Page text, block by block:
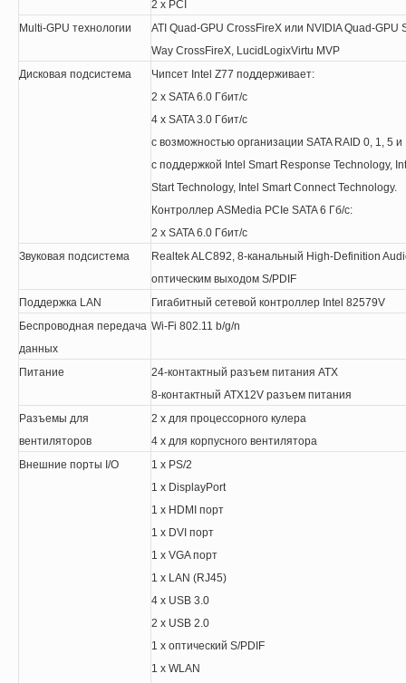
2 x PCI
Multi-GPU технологии
ATI Quad-GPU CrossFireX или NVIDIA Quad-GPU
Way CrossFireX, LucidLogixVirtu MVP
Дисковая подсистема
Чипсет Intel Z77 поддерживает:
2 x SATA 6.0 Гбит/с
4 x SATA 3.0 Гбит/с
с возможностью организации SATA RAID 0, 1, 5 и
с поддержкой Intel Smart Response Technology,
Start Technology, Intel Smart Connect Technology.
Контроллер ASMedia PCIe SATA 6 Гб/c:
2 x SATA 6.0 Гбит/с
Звуковая подсистема
Realtek ALC892, 8-канальный High-Definition
оптическим выходом S/PDIF
Поддержка LAN
Гигабитный сетевой контроллер Intel 82579V
Беспроводная передача
данных
Wi-Fi 802.11 b/g/n
Питание
24-контактный разъем питания ATX
8-контактный ATX12V разъем питания
Разъемы для
вентиляторов
2 x для процессорного кулера
4 x для корпусного вентилятора
Внешние порты I/O
1 x PS/2
1 x DisplayPort
1 x HDMI порт
1 x DVI порт
1 x VGA порт
1 x LAN (RJ45)
4 x USB 3.0
2 x USB 2.0
1 х оптический S/PDIF
1 x WLAN